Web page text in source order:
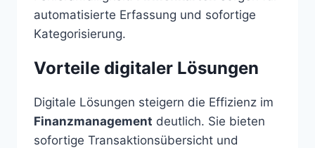
automatisierte Erfassung und sofortige
Kategorisierung.
Vorteile digitaler Lösungen
Digitale Lösungen steigern die Effizienz im
Finanzmanagement deutlich. Sie bieten
sofortige Transaktionsübersicht und